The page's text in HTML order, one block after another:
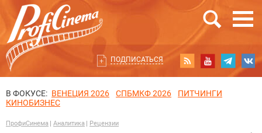
ПОДПИСАТЬСЯ
В ФОКУСЕ: ВЕНЕЦИЯ 2026 СПБМКФ 2026
ПИТЧИНГИ
КИНОБИЗНЕС
ПрофиСинема Аналитика Рецензии